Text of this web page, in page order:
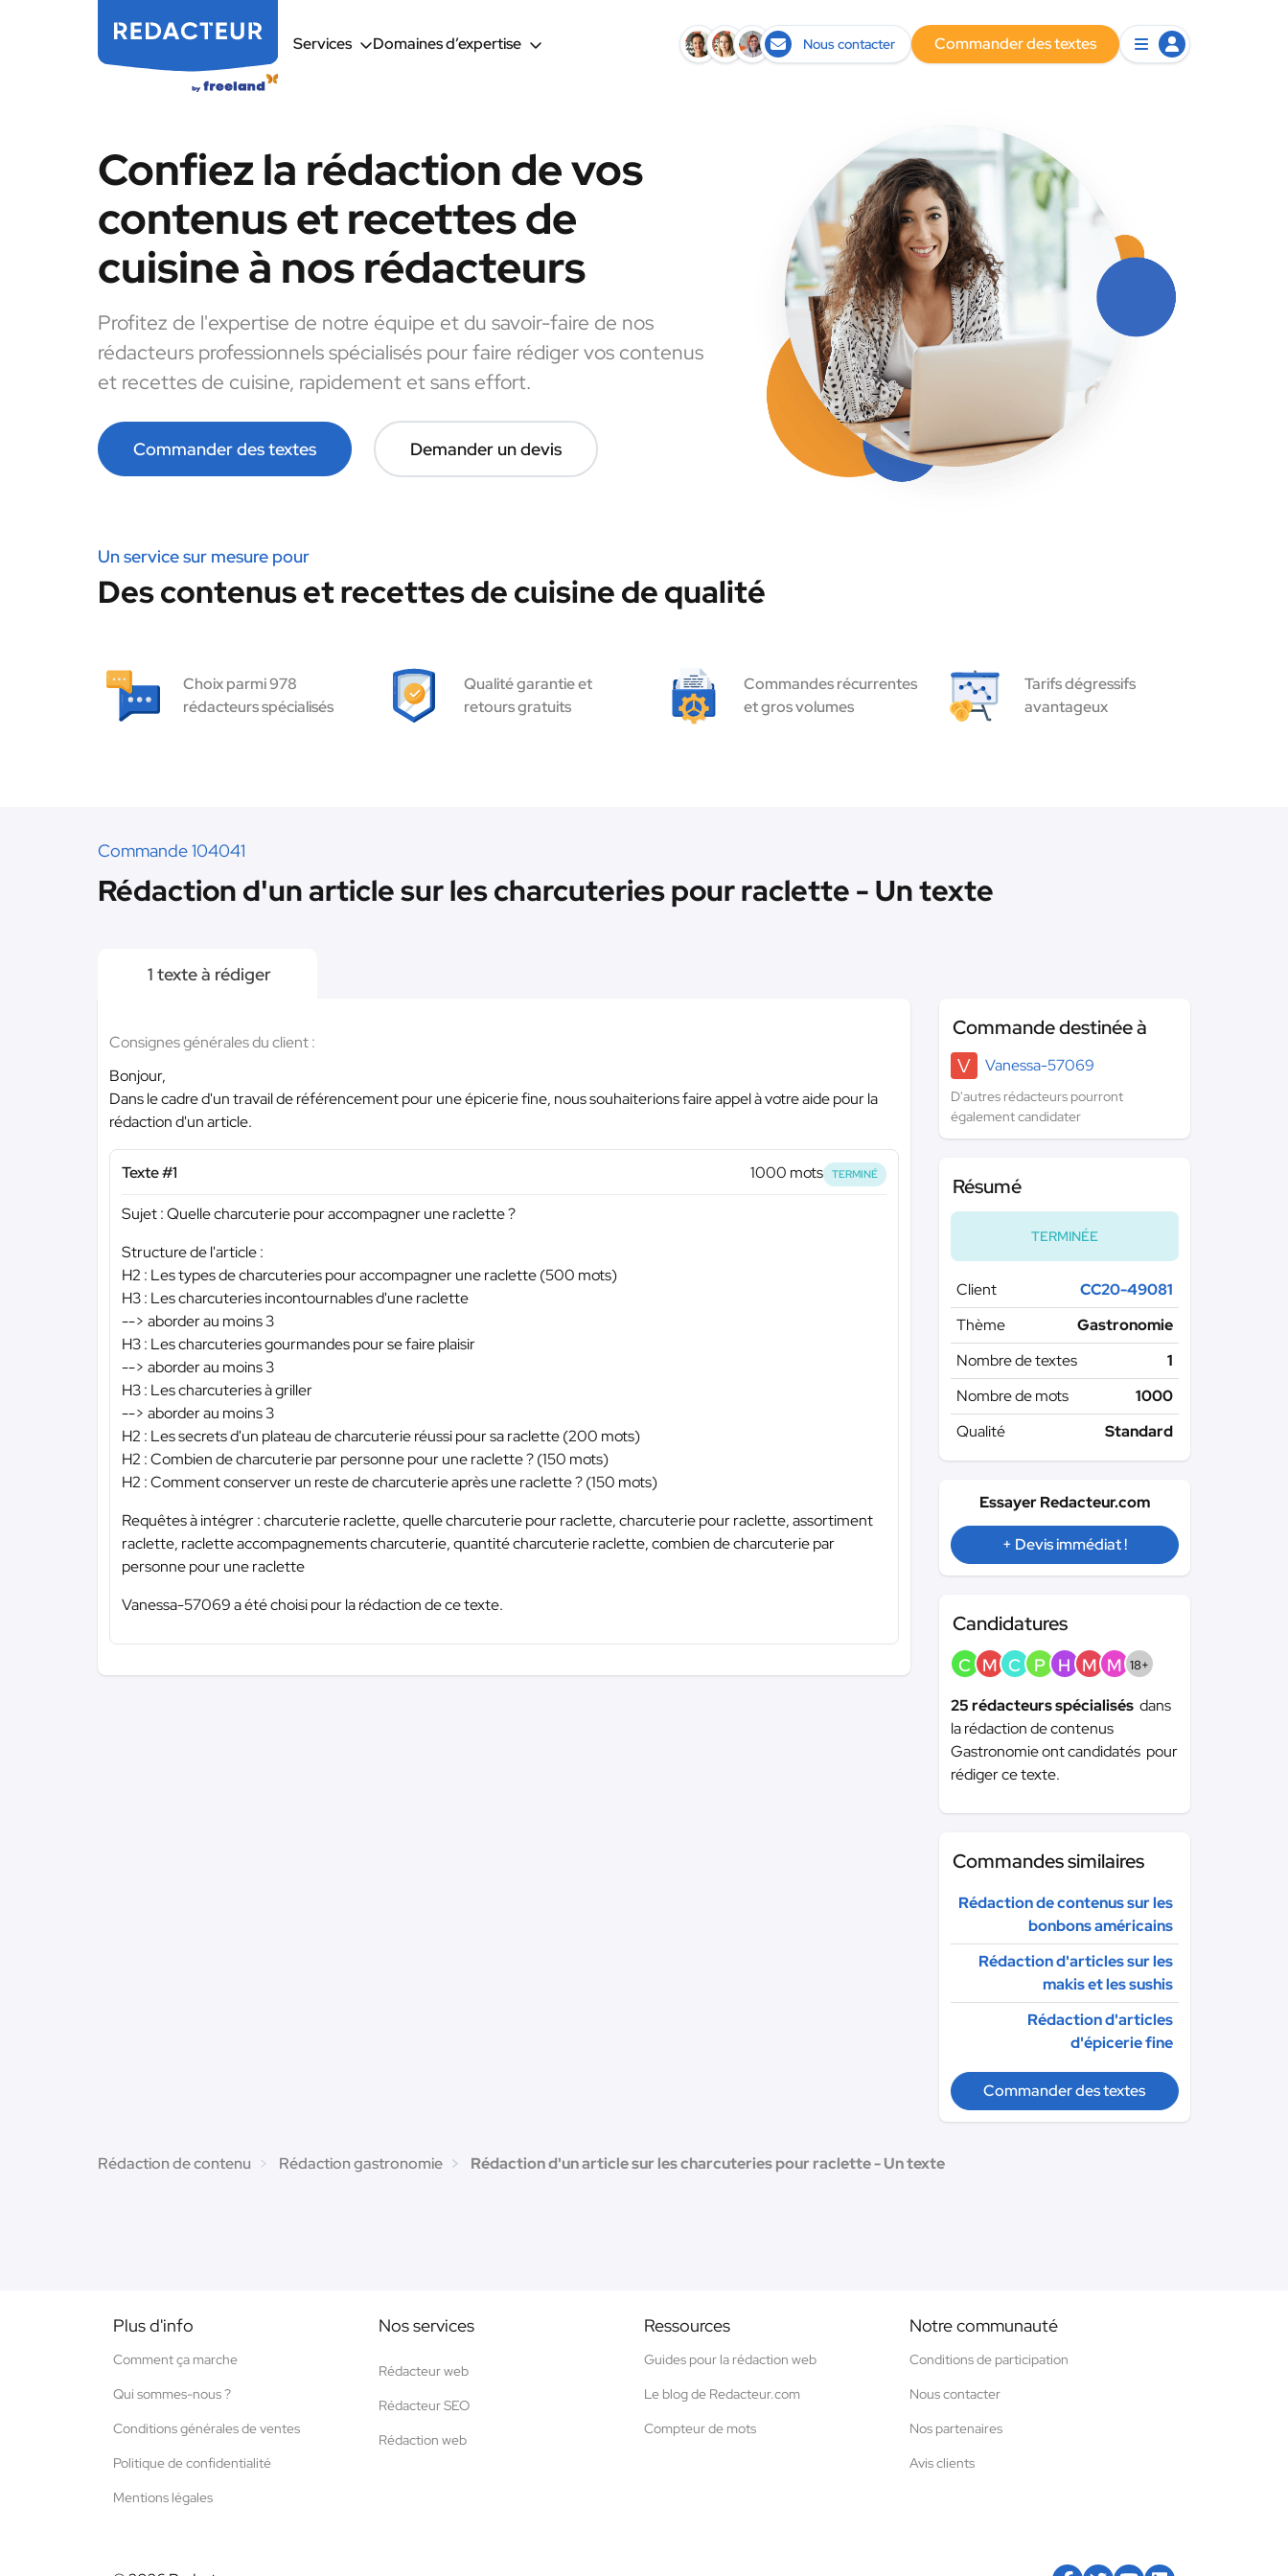
Services Domaines d’expertise Nous contacter Commander des textes
Confiez la rédaction de vos
contenus et recettes de
cuisine à nos rédacteurs
Profitez de l'expertise de notre équipe et du savoir-faire de nos
rédacteurs professionnels spécialisés pour faire rédiger vos contenus
et recettes de cuisine, rapidement et sans effort.
Commander des textes Demander un devis
Un service sur mesure pour
Des contenus et recettes de cuisine de qualité
Choix parmi 978
rédacteurs spécialisés
Qualité garantie et
retours gratuits
Commandes récurrentes
et gros volumes
Tarifs dégressifs
avantageux
Commande 104041
Rédaction d'un article sur les charcuteries pour raclette - Un texte
1 texte à rédiger
Consignes générales du client :
Bonjour,
Dans le cadre d'un travail de référencement pour une épicerie fine, nous souhaiterions faire appel à votre aide pour la
rédaction d'un article.
Texte #1 1000 mots TERMINÉ
Sujet : Quelle charcuterie pour accompagner une raclette ?
Structure de l'article :
H2 : Les types de charcuteries pour accompagner une raclette (500 mots)
H3 : Les charcuteries incontournables d'une raclette
--> aborder au moins 3
H3 : Les charcuteries gourmandes pour se faire plaisir
--> aborder au moins 3
H3 : Les charcuteries à griller
--> aborder au moins 3
H2 : Les secrets d'un plateau de charcuterie réussi pour sa raclette (200 mots)
H2 : Combien de charcuterie par personne pour une raclette ? (150 mots)
H2 : Comment conserver un reste de charcuterie après une raclette ? (150 mots)
Requêtes à intégrer : charcuterie raclette, quelle charcuterie pour raclette, charcuterie pour raclette, assortiment
raclette, raclette accompagnements charcuterie, quantité charcuterie raclette, combien de charcuterie par
personne pour une raclette
Vanessa-57069 a été choisi pour la rédaction de ce texte.
Commande destinée à
V
Vanessa-57069
D'autres rédacteurs pourront
également candidater
Résumé
TERMINÉE
Client
CC20-49081
Thème
Gastronomie
Nombre de textes
1
Nombre de mots
1000
Qualité
Standard
Essayer Redacteur.com
+ Devis immédiat !
Candidatures
C M C P H M M 18+
25 rédacteurs spécialisés dans
la rédaction de contenus
Gastronomie ont candidatés pour
rédiger ce texte.
Commandes similaires
Rédaction de contenus sur les
bonbons américains
Rédaction d'articles sur les
makis et les sushis
Rédaction d'articles
d'épicerie fine
Commander des textes
Rédaction de contenu Rédaction gastronomie Rédaction d'un article sur les charcuteries pour raclette - Un texte
Plus d'info
Comment ça marche
Qui sommes-nous ?
Conditions générales de ventes
Politique de confidentialité
Mentions légales
Nos services
Rédacteur web
Rédacteur SEO
Rédaction web
Ressources
Guides pour la rédaction web
Le blog de Redacteur.com
Compteur de mots
Notre communauté
Conditions de participation
Nous contacter
Nos partenaires
Avis clients